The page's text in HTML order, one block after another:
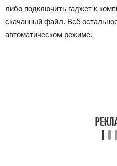
либо подключить гаджет к
скачанный файл. Всё
автоматическом режиме.